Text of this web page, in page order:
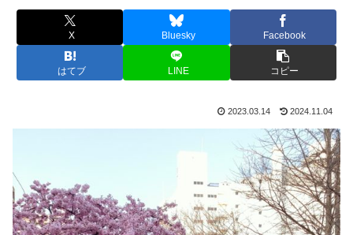
X Bluesky Facebook
はてブ LINE コピー
2023.03.14 2024.11.04